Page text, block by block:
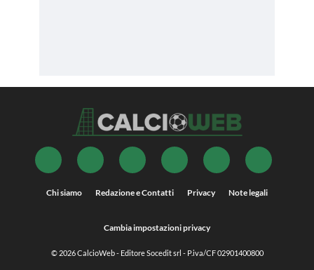
Chi siamo Redazione e Contatti Privacy Note legali
Cambia impostazioni privacy
© 2026CalcioWeb- Editore Socedit srl - P.iva/CF 02901400800